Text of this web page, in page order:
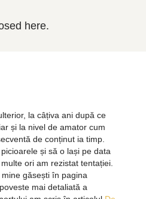
here.
la câțiva ani după ce
și la nivel de amator cum
de conținut ia timp.
și să o lași pe data
ori am rezistat tentației.
găsești în pagina
poveste mai detaliată a